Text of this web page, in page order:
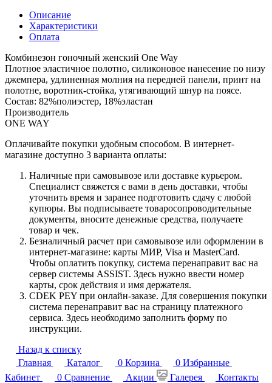
Описание
Характеристики
Оплата
Комбинезон гоночный женский One Way
Плотное эластичное полотно, силиконовое нанесение по низу
джемпера, удлиненная молния на передней панели, принт на
полотне, воротник-стойка, утягивающий шнур на поясе.
Состав: 82%полиэстер, 18%эластан
Производитель
ONE WAY
Оплачивайте покупки удобным способом. В интернет-
магазине доступно 3 варианта оплаты:
Наличные при самовывозе или доставке курьером.
Специалист свяжется с вами в день доставки, чтобы
уточнить время и заранее подготовить сдачу с любой
купюры. Вы подписываете товаросопроводительные
документы, вносите денежные средства, получаете
товар и чек.
Безналичный расчет при самовывозе или оформлении в
интернет-магазине: карты МИР, Visa и MasterCard.
Чтобы оплатить покупку, система перенаправит вас на
сервер системы ASSIST. Здесь нужно ввести номер
карты, срок действия и имя держателя.
CDEK PEY при онлайн-заказе. Для совершения покупки
система перенаправит вас на страницу платежного
сервиса. Здесь необходимо заполнить форму по
инструкции.
Назад к списку
Главная
Каталог 0 Корзина 0 Избранные
Кабинет
0 Сравнение Акции Галерея
Контакты